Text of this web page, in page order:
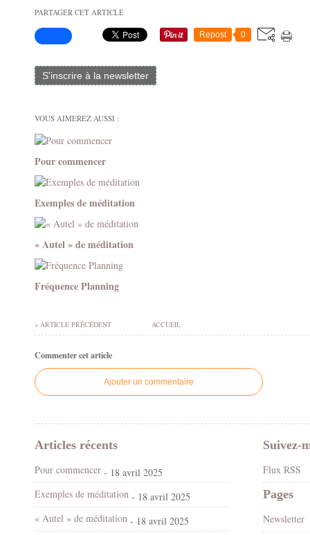
PARTAGER CET ARTICLE
Repost 0
S'inscrire à la newsletter
VOUS AIMEREZ AUSSI :
Pour commencer
Exemples de méditation
« Autel » de méditation
Fréquence Planning
ACCUEIL
« ARTICLE PRÉCÉDENT
Commenter cet article
Ajouter un commentaire
Articles récents
Pour commencer - 18 avril 2025
Exemples de méditation - 18 avril 2025
« Autel » de méditation - 18 avril 2025
Suivez-
Flux RSS
Pages
Newsletter